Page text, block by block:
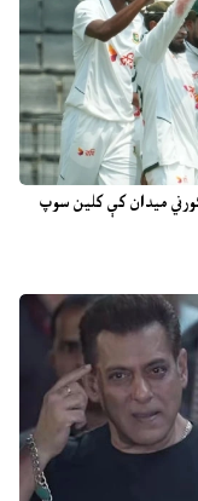
میدان کې کلین سوپ